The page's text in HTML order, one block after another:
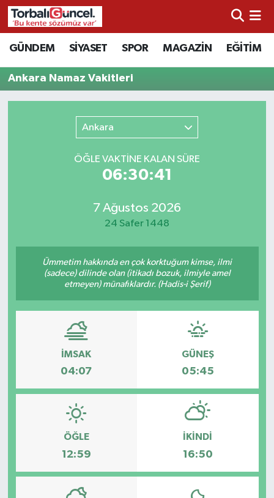
GÜNDEM SİYASET SPOR MAGAZİN EĞİTİM
Ankara Namaz Vakitleri
Ankara
ÖĞLE VAKTİNE KALAN SÜRE
06:30:41
7 Ağustos 2026
24 Safer 1448
Ümmetim hakkında en çok korktuğum kimse, ilmi
(sadece) dilinde olan (itikadı bozuk, ilmiyle amel
etmeyen) münafıklardır. (Hadis-i Şerif)
İMSAK
04:07
GÜNEŞ
05:45
ÖĞLE
12:59
İKINDI
16:50
İzmir Nöbetçi Eczaneler
İzmir Hava Durumu
İzmir Trafik Yoğunluk Haritası
Süper Lig Puan Durumu ve Fikstür
Tüm Manşetler
Haber Arşivi